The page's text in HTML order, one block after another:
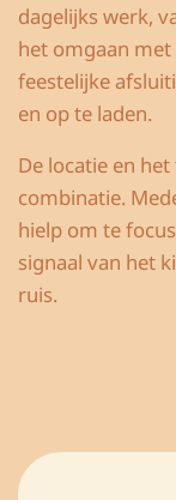
dagelijks werk,
het omgaan
feestelijke
en op te laden.
De locatie en
combinatie.
hielp om te
signaal van het
ruis.